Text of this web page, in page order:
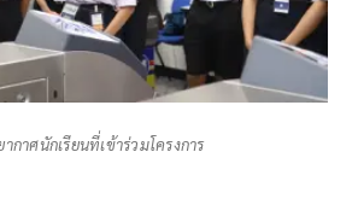
ากาศนักเรียนที่เข้าร่วมโครงการ